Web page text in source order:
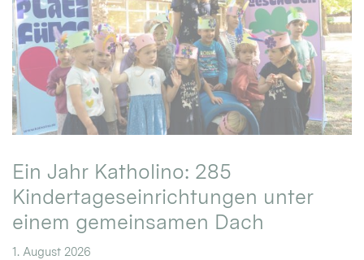
Ein Jahr Katholino: 285
Kindertageseinrichtungen unter
einem gemeinsamen Dach
1. August 2026